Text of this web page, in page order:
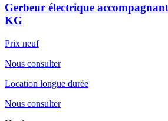
Gerbeur électrique
KG
Prix neuf
Nous consulter
Location longue durée
Nous consulter